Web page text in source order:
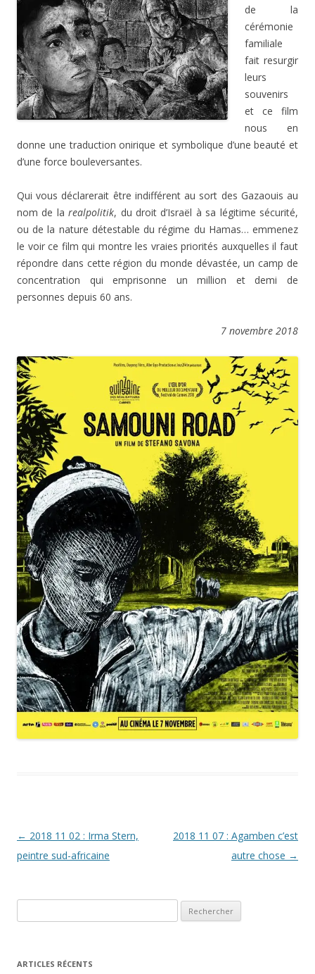
de la
cérémonie
familiale
fait resurgir
leurs
souvenirs
et ce film
nous en
donne une traduction onirique et symbolique d’une beauté et
d’une force bouleversantes.
Qui vous déclarerait être indifférent au sort des Gazaouis au
nom de larealpolitik, du droit d’Israël à sa légitime sécurité,
ou de la nature détestable du régime du Hamas… emmenez
le voir ce film qui montre les vraies priorités auxquelles il faut
répondre dans cette région du monde dévastée, un camp de
concentration qui emprisonne un million et demi de
personnes depuis 60 ans.
7 novembre 2018
Navigation
des
← 2018 11 02 : Irma Stern,
peintre sud-africaine
2018 11 07 : Agamben c’est
autre chose →
ARTICLES RÉCENTS